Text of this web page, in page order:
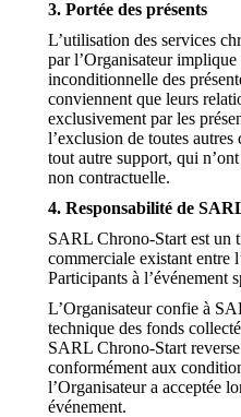
3. Portée des présents
L’utilisation des services
par l’Organisateur
inconditionnelle des
conviennent que leurs
exclusivement par les
l’exclusion de toutes
tout autre support, qui
non contractuelle.
4. Responsabilité de
SARL Chrono-Start est un
commerciale existant entre
Participants à l’événement
L’Organisateur confie à
technique des fonds
SARL Chrono-Start
conformément aux
l’Organisateur a acceptée
événement.